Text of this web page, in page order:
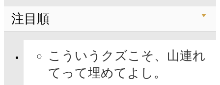
注目順
こういうクズこそ、山連れ
てって埋めてよし。